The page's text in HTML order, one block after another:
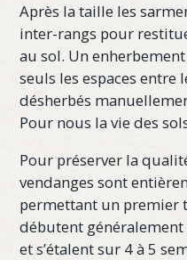
Après la taille les
inter-rangs pour
au sol. Un
seuls les espaces entre
désherbés
Pour nous la vie des
Pour préserver la
vendanges sont
permettant un premier
débutent
et s’étalent sur 4 à 5